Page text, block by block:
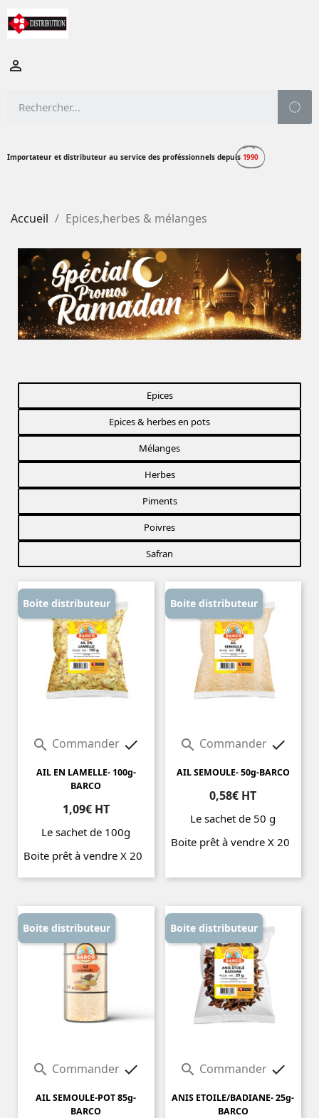

Importateur et distributeur au service des proféssionnels depuis 1990
Accueil Epices,herbes & mélanges
Epices
Epices & herbes en pots
Mélanges
Herbes
Piments
Poivres
Safran
 Commander 
AIL EN LAMELLE- 100g-
BARCO
1,09€ HT
Le sachet de 100g
Boite prêt à vendre X 20
Prix
Boite distributeur
 Commander 
AIL SEMOULE- 50g-BARCO
0,58€ HT
Le sachet de 50 g
Boite prêt à vendre X 20
Boite distributeur
 Commander 
AIL SEMOULE-POT 85g-
BARCO
Boite distributeur
 Commander 
ANIS ETOILE/BADIANE- 25g-
BARCO
Boite distributeur